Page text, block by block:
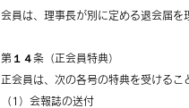
会員は、理事長が別に定める退会届を
第１４条（正会員特典）
正会員は、次の各号の特典を受けるこ
（1）会報誌の送付